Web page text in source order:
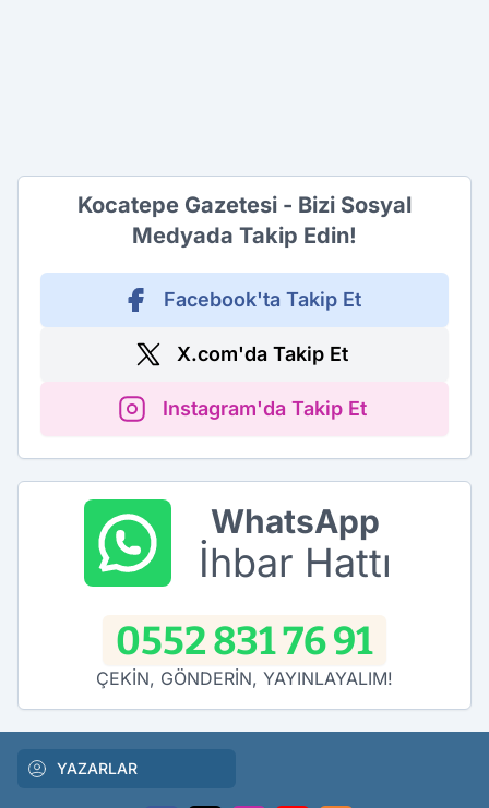
Kocatepe Gazetesi - Bizi Sosyal
Medyada Takip Edin!
Facebook'ta Takip Et
X.com'da Takip Et
Instagram'da Takip Et
WhatsApp
İhbar Hattı
0552 831 76 91
ÇEKİN, GÖNDERİN, YAYINLAYALIM!
YAZARLAR